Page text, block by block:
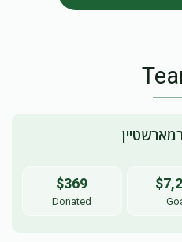
$369
Donated